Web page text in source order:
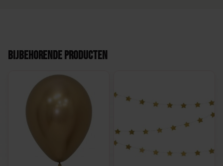
Bijbehorende producten